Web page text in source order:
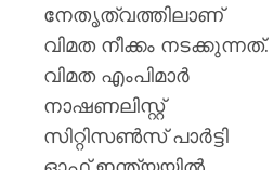
നേതൃത്വത്തിലാണ്
വിമത നീക്കം നടക്കുന്നത്.
വിമത എംപിമാര്‍
നാഷണലിസ്റ്റ്
സിറ്റിസണ്‍സ് പാര്‍ട്ടി